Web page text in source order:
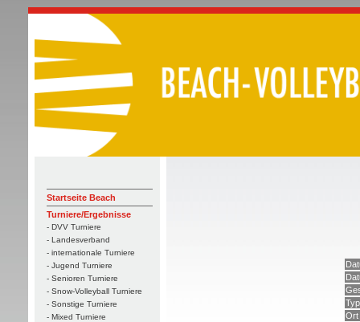
Startseite Beach
Turniere/Ergebnisse
- DVV Turniere
- Landesverband
- internationale Turniere
- Jugend Turniere
- Senioren Turniere
- Snow-Volleyball Turniere
- Sonstige Turniere
- Mixed Turniere
Typ
Ort